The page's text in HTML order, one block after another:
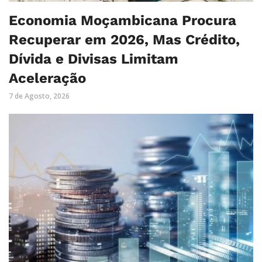
Economia Moçambicana Procura
Recuperar em 2026, Mas Crédito,
Dívida e Divisas Limitam
Aceleração
7 de Agosto, 2026